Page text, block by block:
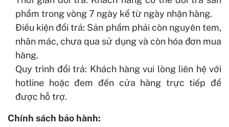
phẩm trong vòng 7 ngày kể từ ngày nhận hàng.
Điều kiện đổi trả: Sản phẩm phải còn nguyên tem,
nhãn mác, chưa qua sử dụng và còn hóa đơn mua
hàng.
Quy trình đổi trả: Khách hàng vui lòng liên hệ với
hotline hoặc đem đến cửa hàng trực tiếp để
được hỗ trợ.
Chính sách bảo hành: